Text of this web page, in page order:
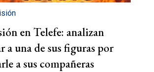
en Telefe: analizan
a una de sus figuras por
a sus compañeras